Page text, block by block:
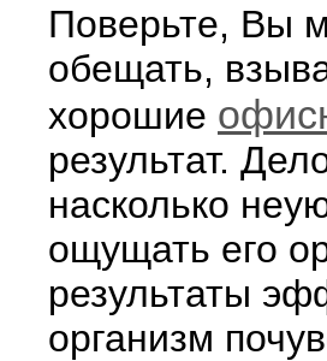
Поверьте, Вы
обещать,
хорошие
результат.
насколько
ощущать его
результаты
организм